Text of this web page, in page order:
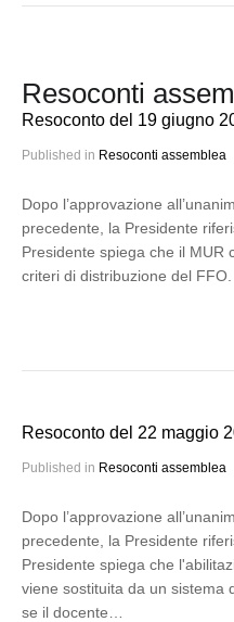
Resoconti
Resoconto del 19 giugno
Published in Resoconti assemblea
Dopo l’approvazione
precedente, la Presidente
Presidente spiega che il MUR
criteri di distribuzione del
Resoconto del 22 maggio
Published in Resoconti assemblea
Dopo l’approvazione
precedente, la Presidente
Presidente spiega che
viene sostituita da un sistema
se il docente…